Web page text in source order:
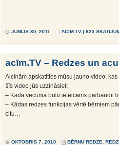
JŪNIJS 30, 2011 ACĪM.TV | 623
acīm.TV – Redzes un
Aicinām apskatīties mūsu jauno video,
šīs video jūs uzzināsiet:
– Kādā vecumā būtu ieteicams pārbaudīt
– Kādas redzes funkcijas vērtē bērniem
citu…
OKTOBRIS 7, 2010 BĒRNU REDZE